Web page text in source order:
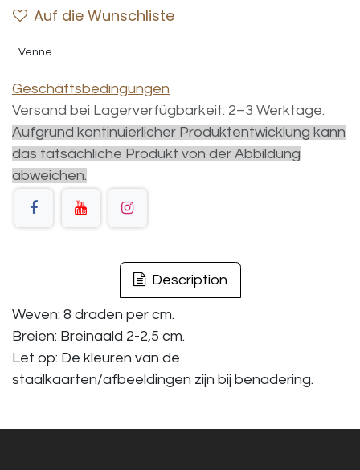
Auf die Wunschliste
Venne
Geschäftsbedingungen
Versand bei Lagerverfügbarkeit: 2–3 Werktage.
Aufgrund kontinuierlicher Produktentwicklung kann
das tatsächliche Produkt von der Abbildung
abweichen.
Description
Weven: 8 draden per cm.
Breien: Breinaald 2-2,5 cm.
Let op: De kleuren van de
staalkaarten/afbeeldingen zijn bij benadering.